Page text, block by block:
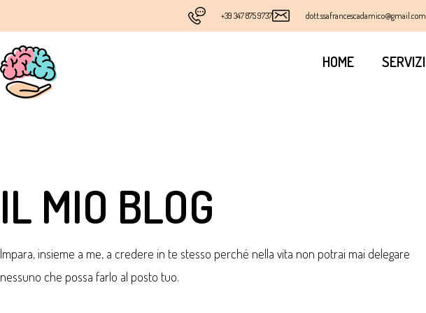
+39 347 875 9737 dott.ssafrancescadamico@gmail.com
HOME SERVIZI
IL MIO BLOG
Impara, insieme a me, a credere in te stesso perché nella vita non potrai mai delegare
nessuno che possa farlo al posto tuo.